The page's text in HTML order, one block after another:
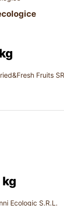
Fruits
Ecologic S.R.L.